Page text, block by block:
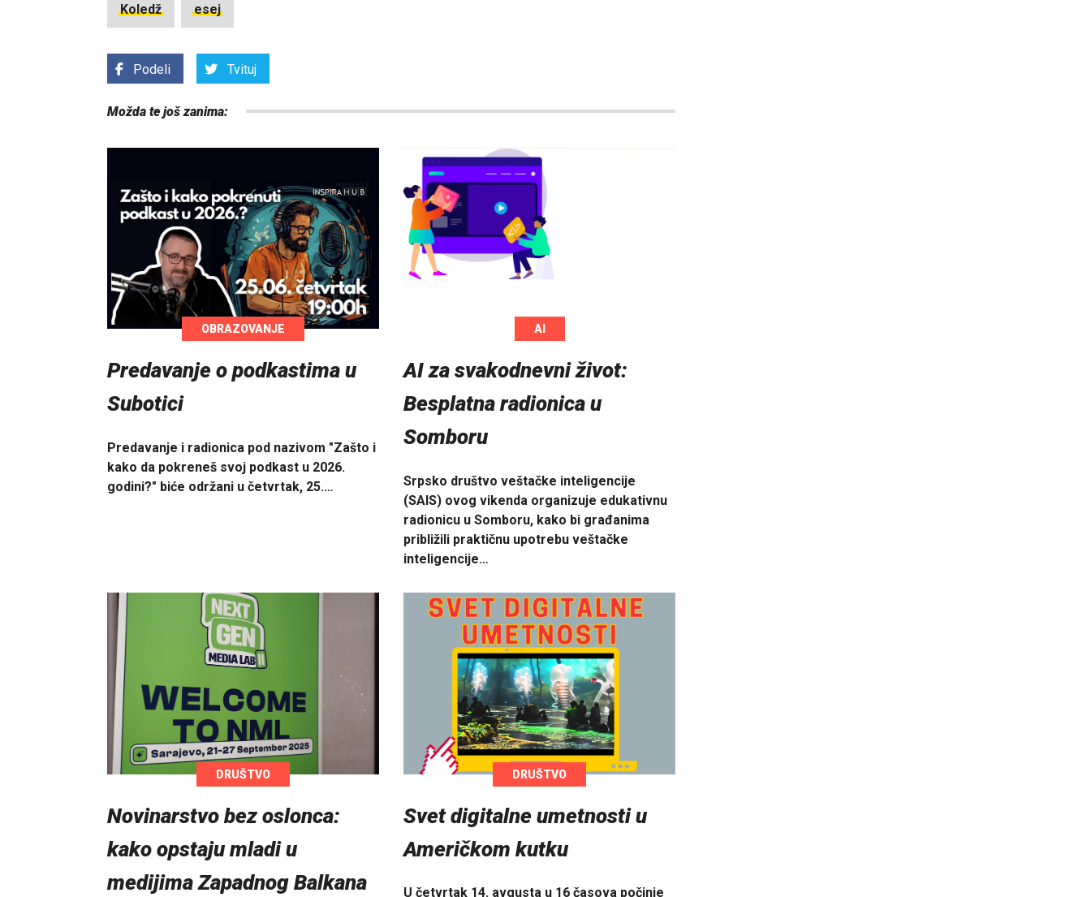
Koledž esej
Podeli Tvituj
Možda te još zanima:
OBRAZOVANJE
Predavanje o podkastima u
Subotici
Predavanje i radionica pod nazivom "Zašto i
kako da pokreneš svoj podkast u 2026.
godini?" biće održani u četvrtak, 25.…
AI
AI za svakodnevni život:
Besplatna radionica u
Somboru
Srpsko društvo veštačke inteligencije
(SAIS) ovog vikenda organizuje edukativnu
radionicu u Somboru, kako bi građanima
približili praktičnu upotrebu veštačke
inteligencije…
DRUŠTVO
Novinarstvo bez oslonca:
kako opstaju mladi u
medijima Zapadnog Balkana
DRUŠTVO
Svet digitalne umetnosti u
Američkom kutku
U četvrtak 14. avgusta u 16 časova počinje